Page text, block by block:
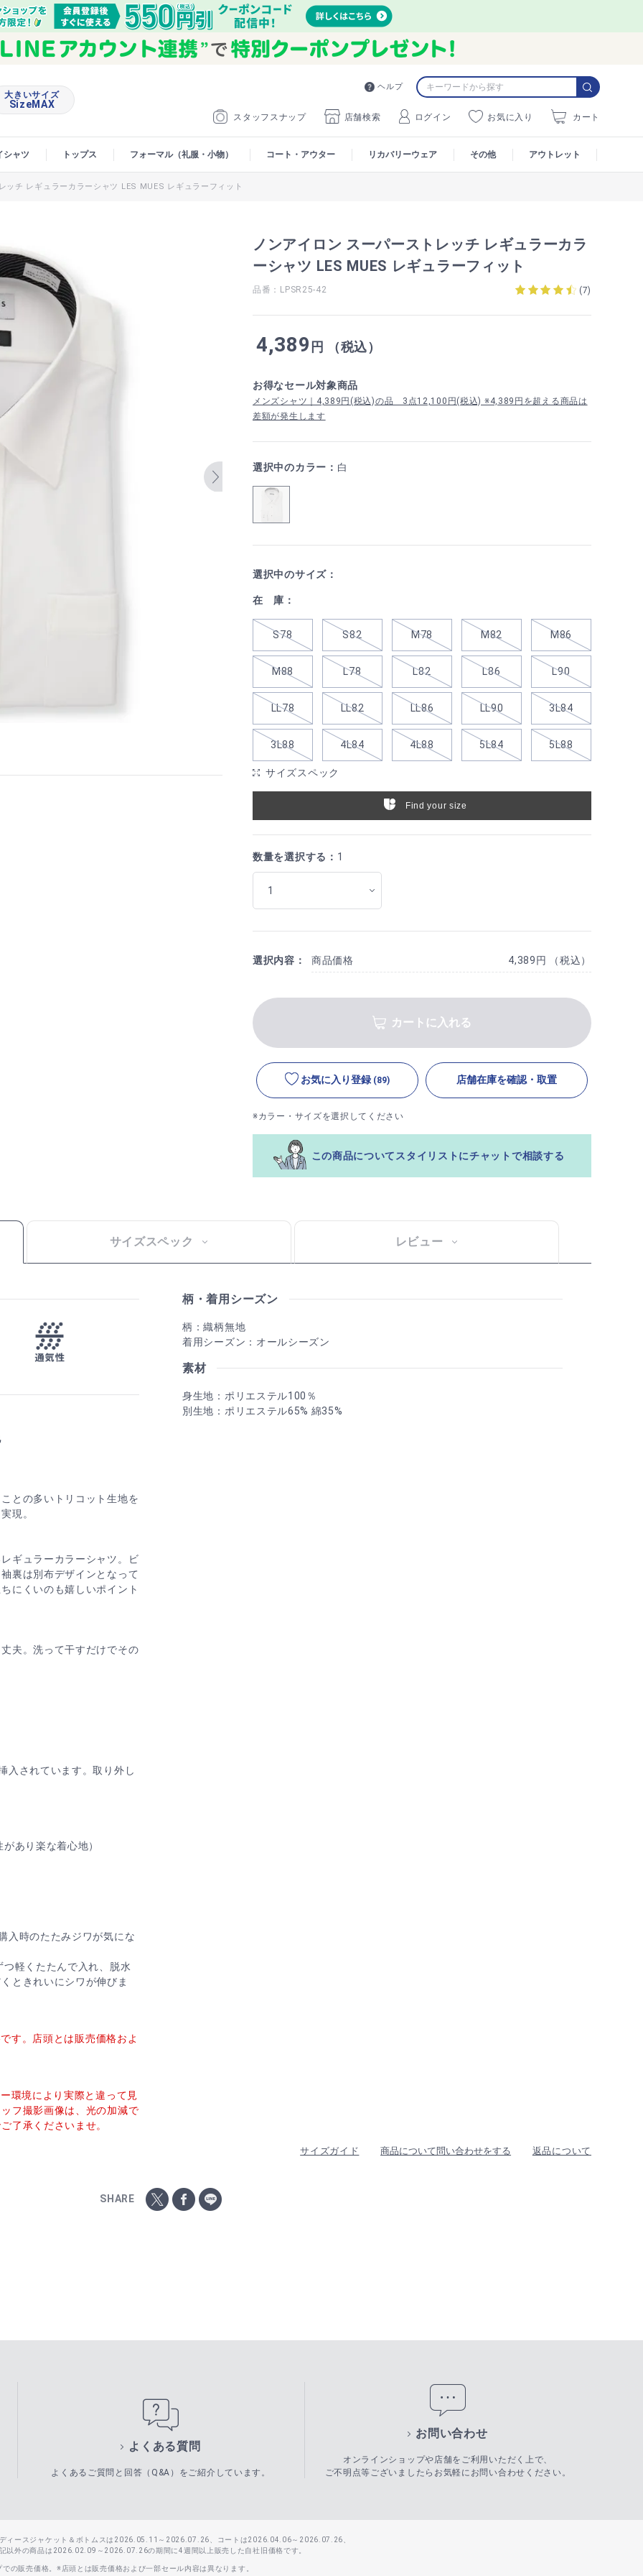
ヘルプ
スタッフスナップ 店舗検索 ログイン お気に入り カート
大きいサイズ
SizeMAX
シャツ トップス フォーマル（礼服・小物） コート・アウター リカバリーウェア その他 アウトレット
ッチ レギュラーカラーシャツ LES MUES レギュラーフィット
ノンアイロン スーパーストレッチ レギュラーカラ
ーシャツ LES MUES レギュラーフィット
品番：LPSR25-42 (7)
4,389 円 （税込）
お得なセール対象商品
メンズシャツ｜4,389円(税込)の品 3点12,100円(税込) ※4,389円を超える商品は
差額が発生します
選択中のカラー： 白
選択中のサイズ：
在 庫：
S78 S82 M78 M82 M86
M88 L78 L82 L86 L90
LL78 LL82 LL86 LL90 3L84
3L88 4L84 4L88 5L84 5L88
サイズスペック
Find your size
数量を選択する： 1
選択内容： 商品価格 4,389円 （税込）
カートに入れる
お気に入り登録 (89) 店舗在庫を確認・取置
※カラー・サイズを選択してください
この商品についてスタイリストにチャットで相談する
サイズスペック レビュー
との多いトリコット生地を
現。
ギュラーカラーシャツ。ビ
裏は別布デザインとなって
にくいのも嬉しいポイント
夫。洗って干すだけでその
入されています。取り外し
あり楽な着心地）
入時のたたみジワが気にな
軽くたたんで入れ、脱水
ときれいにシワが伸びま
す。店頭とは販売価格およ
環境により実際と違って見
フ撮影画像は、光の加減で
了承くださいませ。
柄・着用シーズン
柄：織柄無地
着用シーズン：オールシーズン
素材
身生地：ポリエステル100％
別生地：ポリエステル65% 綿35%
サイズガイド 商品について問い合わせをする 返品について
SHARE
よくある質問
よくあるご質問と回答（Q&A）をご紹介しています。
お問い合わせ
オンラインショップや店舗をご利用いただく上で、
ご不明点等ございましたらお気軽にお問い合わせください。
ィースジャケット＆ボトムスは2026.05.11～2026.07.26、コートは2026.04.06～2026.07.26、
以外の商品は2026.02.09～2026.07.26の期間に4週間以上販売した自社旧価格です。
の販売価格。※店頭とは販売価格および一部セール内容は異なります。